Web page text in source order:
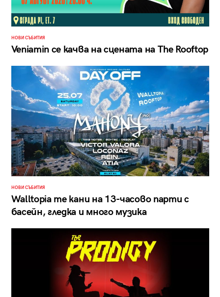
НОВИ СЪБИТИЯ
Veniamin се качва на сцената на The Rooftop
НОВИ СЪБИТИЯ
Walltopia те кани на 13-часово парти с
басейн, гледка и много музика